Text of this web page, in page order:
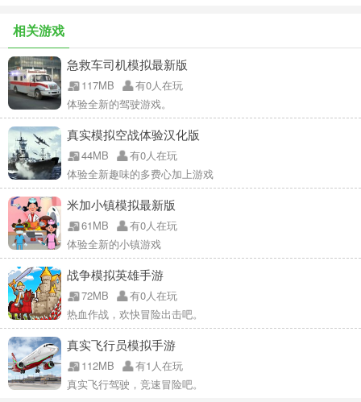
相关游戏
急救车司机模拟最新版
117MB
有0人在玩
体验全新的驾驶游戏。
真实模拟空战体验汉化版
44MB
有0人在玩
体验全新趣味的多费心加上游戏
米加小镇模拟最新版
61MB
有0人在玩
体验全新的小镇游戏
战争模拟英雄手游
72MB
有0人在玩
热血作战，欢快冒险出击吧。
真实飞行员模拟手游
112MB
有1人在玩
真实飞行驾驶，竞速冒险吧。